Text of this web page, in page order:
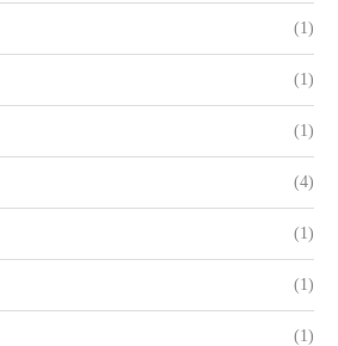
(1)
(1)
(1)
(4)
(1)
(1)
(1)